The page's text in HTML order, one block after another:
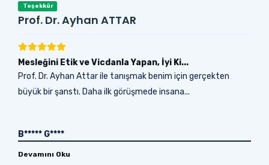
Teşekkür
Prof. Dr. Ayhan ATTAR
Mesleğini Etik ve Vicdanla Yapan, İyi Ki...
Prof. Dr. Ayhan Attar ile tanışmak benim için gerçekten
büyük bir şanstı. Daha ilk görüşmede insana...
B***** G****
Devamını Oku